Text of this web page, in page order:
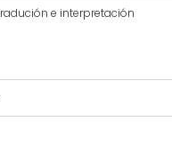
e interpretación